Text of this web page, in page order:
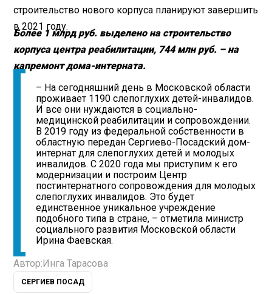
строительство нового корпуса планируют завершить
в 2021 году.
Более 1 млрд руб. выделено на строительство
корпуса центра реабилитации, 744 млн руб. – на
капремонт дома-интерната.
– На сегодняшний день в Московской области
проживает 1190 слепоглухих детей-инвалидов.
И все они нуждаются в социально-
медицинской реабилитации и сопровождении.
В 2019 году из федеральной собственности в
областную передан Сергиево-Посадский дом-
интернат для слепоглухих детей и молодых
инвалидов. С 2020 года мы приступим к его
модернизации и построим Центр
постинтернатного сопровождения для молодых
слепоглухих инвалидов. Это будет
единственное уникальное учреждение
подобного типа в стране, – отметила министр
социального развития Московской области
Ирина Фаевская.
Автор:Инга Тарасова
СЕРГИЕВ ПОСАД